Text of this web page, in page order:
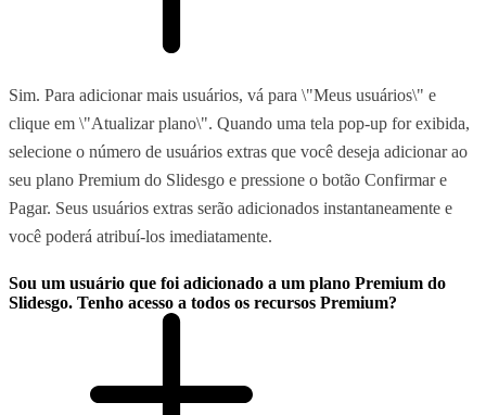
Sim. Para adicionar mais usuários, vá para \"Meus usuários\" e
clique em \"Atualizar plano\". Quando uma tela pop-up for exibida,
selecione o número de usuários extras que você deseja adicionar ao
seu plano Premium do Slidesgo e pressione o botão Confirmar e
Pagar. Seus usuários extras serão adicionados instantaneamente e
você poderá atribuí-los imediatamente.
Sou um usuário que foi adicionado a um plano Premium do
Slidesgo. Tenho acesso a todos os recursos Premium?